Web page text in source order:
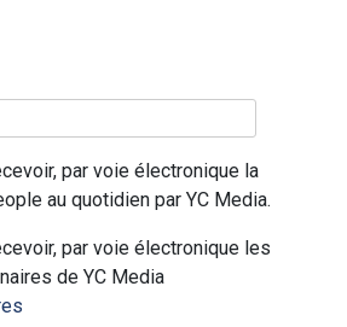
par voie électronique la
au quotidien par YC Media.
par voie électronique les
de YC Media